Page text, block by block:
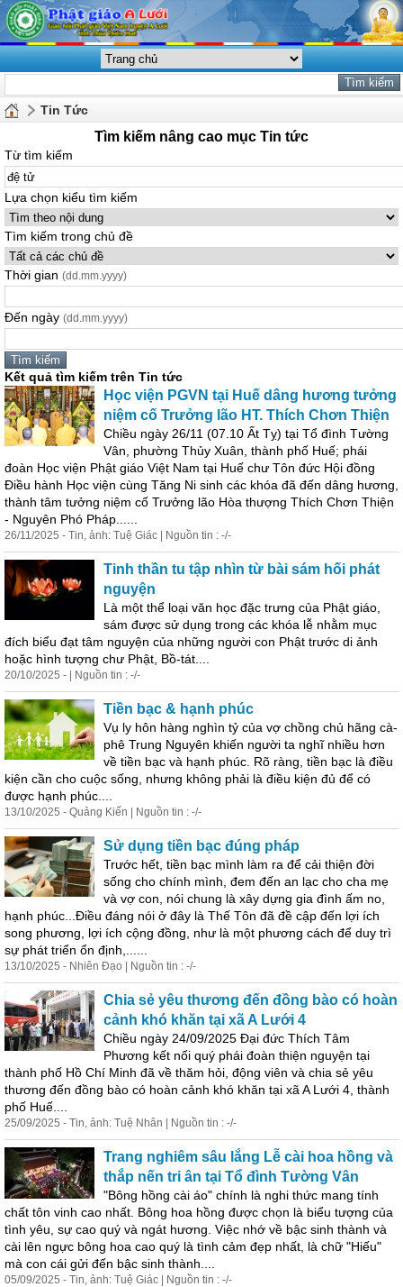
Tin Tức
Tìm kiếm nâng cao mục Tin tức
Từ tìm kiếm
Lựa chọn kiểu tìm kiếm
Tìm kiếm trong chủ đề
Thời gian (dd.mm.yyyy)
Đến ngày (dd.mm.yyyy)
Kết quả tìm kiếm trên Tin tức
Học viện PGVN tại Huế dâng hương tưởng
niệm cố Trưởng lão HT. Thích Chơn Thiện
Chiều ngày 26/11 (07.10 Ất Tỵ) tại Tổ đình Tường
Vân, phường Thủy Xuân, thành phố Huế; phái
đoàn Học viện Phật giáo Việt Nam tại Huế chư Tôn đức Hội đồng
Điều hành Học viện cùng Tăng Ni sinh các khóa đã đến dâng hương,
thành tâm tưởng niệm cố Trưởng lão Hòa thượng Thích Chơn Thiện
- Nguyên Phó Pháp......
26/11/2025 - Tin, ảnh: Tuệ Giác | Nguồn tin : -/-
Tinh thần tu tập nhìn từ bài sám hối phát
nguyện
Là một thể loại văn học đặc trưng của Phật giáo,
sám được sử dụng trong các khóa lễ nhằm mục
đích biểu đạt tâm nguyện của những người con Phật trước di ảnh
hoặc hình tượng chư Phật, Bồ-tát....
20/10/2025 - | Nguồn tin : -/-
Tiền bạc & hạnh phúc
Vụ ly hôn hàng nghìn tỷ của vợ chồng chủ hãng cà-
phê Trung Nguyên khiến người ta nghĩ nhiều hơn
về tiền bạc và hạnh phúc. Rõ ràng, tiền bạc là điều
kiện cần cho cuộc sống, nhưng không phải là điều kiện đủ để có
được hạnh phúc....
13/10/2025 - Quảng Kiến | Nguồn tin : -/-
Sử dụng tiền bạc đúng pháp
Trước hết, tiền bạc mình làm ra để cải thiện đời
sống cho chính mình, đem đến an lạc cho cha mẹ
và vợ con, nói chung là xây dựng gia đình ấm no,
hạnh phúc...Điều đáng nói ở đây là Thế Tôn đã đề cập đến lợi ích
song phương, lợi ích cộng đồng, như là một phương cách để duy trì
sự phát triển ổn định,......
13/10/2025 - Nhiên Đạo | Nguồn tin : -/-
Chia sẻ yêu thương đến đồng bào có hoàn
cảnh khó khăn tại xã A Lưới 4
Chiều ngày 24/09/2025 Đại đức Thích Tâm
Phương kết nối quý phái đoàn thiện nguyện tại
thành phố Hồ Chí Minh đã về thăm hỏi, động viên và chia sẻ yêu
thương đến đồng bào có hoàn cảnh khó khăn tại xã A Lưới 4, thành
phố Huế....
25/09/2025 - Tin, ảnh: Tuệ Nhân | Nguồn tin : -/-
Trang nghiêm sâu lắng Lễ cài hoa hồng và
thắp nến tri ân tại Tổ đình Tường Vân
"Bông hồng cài áo" chính là nghi thức mang tính
chất tôn vinh cao nhất. Bông hoa hồng được chọn là biểu tượng của
tình yêu, sự cao quý và ngát hương. Việc nhớ về bậc sinh thành và
cài lên ngực bông hoa cao quý là tình cảm đẹp nhất, là chữ "Hiếu"
mà con cái gửi đến bậc sinh thành....
05/09/2025 - Tin, ảnh: Tuệ Giác | Nguồn tin : -/-